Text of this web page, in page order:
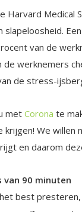
Harvard Medical
slapeloosheid.
van de
werknemers
de stress-
metCorona te
We willen
en daarom
van 90 minuten
best